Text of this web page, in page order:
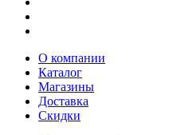
О компании
Каталог
Магазины
Доставка
Скидки